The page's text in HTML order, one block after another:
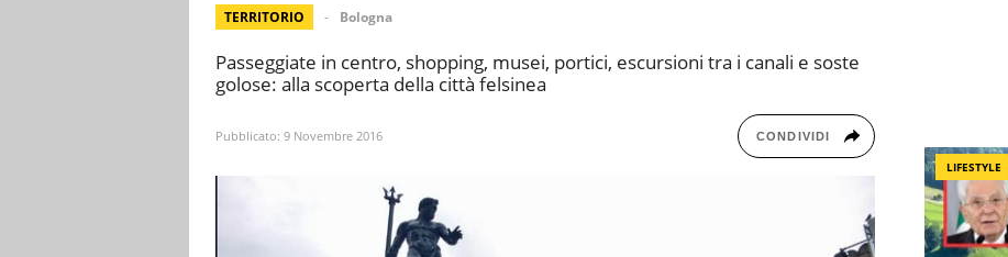
TERRITORIO Bologna
Passeggiate in centro, shopping, musei, portici, escursioni tra i canali e soste
golose: alla scoperta della città felsinea
Pubblicato: 9 Novembre 2016 CONDIVIDI
LIFESTYLE